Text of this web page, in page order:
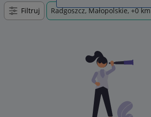
Filtruj Radgoszcz, Małopolskie, +0 km